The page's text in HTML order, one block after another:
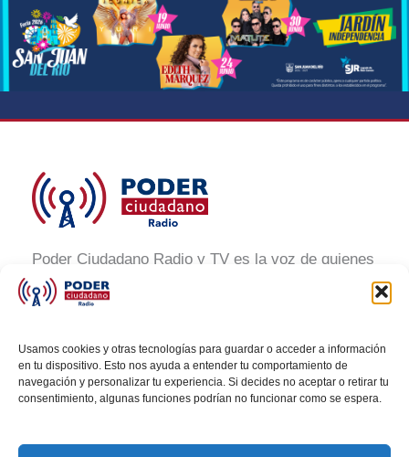
Usamos cookies y otras tecnologías para guardar o acceder a información
en tu dispositivo. Esto nos ayuda a entender tu comportamiento de
navegación y personalizar tu experiencia. Si decides no aceptar o retirar tu
consentimiento, algunas funciones podrían no funcionar como se espera.
Poder Ciudadano Radio y TV es la voz de quienes
buscan un México informado y participativo.
Nuestro compromiso es conectar con la
transformación social a través de noticias claras,
veraces y al alcance de todos.